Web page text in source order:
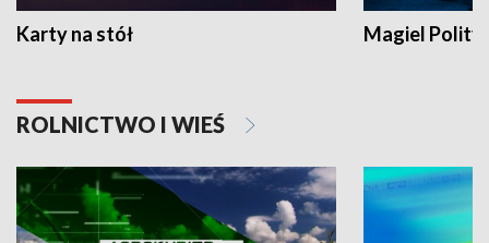
Karty na stół Magiel
ROLNICTWO I WIEŚ